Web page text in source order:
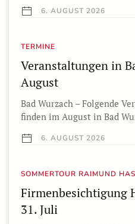
6. AUGUST 2026
TERMINE
Veranstaltungen in
August
Bad Wurzach – Folgende
finden im August in Bad
6. AUGUST 2026
SOMMERTOUR RAIMUND
Firmenbesichtigung
31. Juli